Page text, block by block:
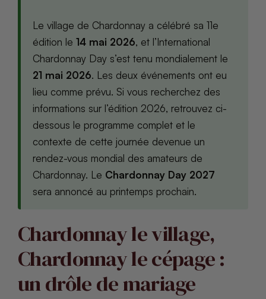
Le village de Chardonnay a célébré sa 11e
édition le 14 mai 2026, et l’International
Chardonnay Day s’est tenu mondialement le
21 mai 2026. Les deux événements ont eu
lieu comme prévu. Si vous recherchez des
informations sur l’édition 2026, retrouvez ci-
dessous le programme complet et le
contexte de cette journée devenue un
rendez-vous mondial des amateurs de
Chardonnay. Le Chardonnay Day 2027
sera annoncé au printemps prochain.
Chardonnay le village,
Chardonnay le cépage :
un drôle de mariage